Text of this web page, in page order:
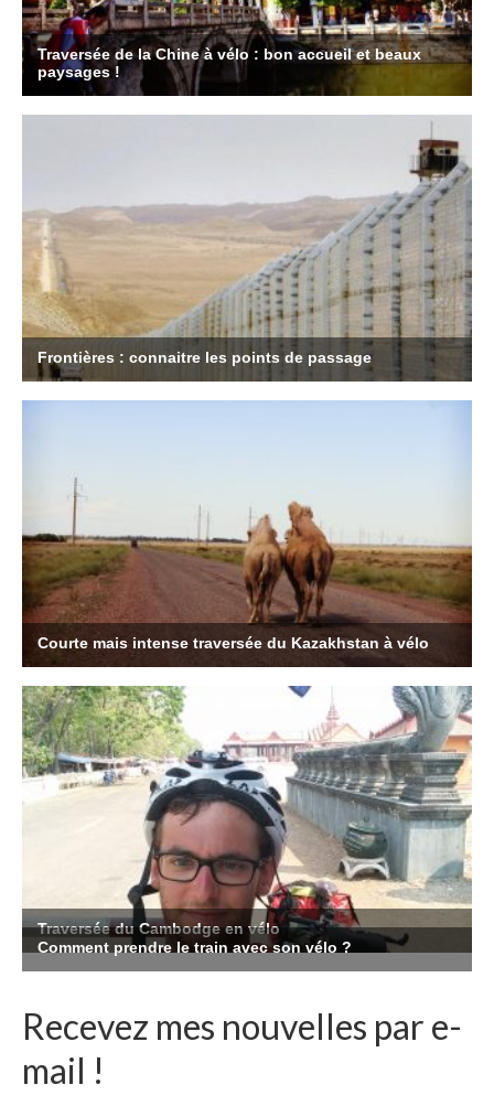
Recevez mes nouvelles par e-
mail !